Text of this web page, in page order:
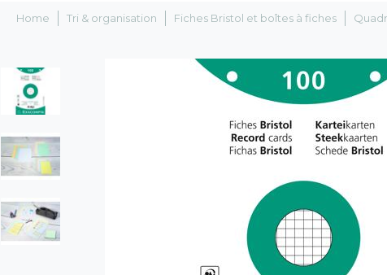
Home Tri & organisation Fiches Bristol et boîtes à fiches